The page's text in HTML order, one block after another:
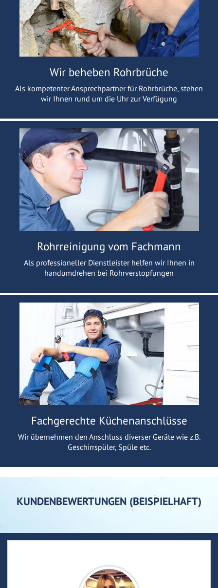
Wir beheben Rohrbrüche
Als kompetenter Ansprechpartner für Rohrbrüche, stehen
wir Ihnen rund um die Uhr zur Verfügung
Rohrreinigung vom Fachmann
Als professioneller Dienstleister helfen wir Ihnen in
handumdrehen bei Rohrverstopfungen
Fachgerechte Küchenanschlüsse
Wir übernehmen den Anschluss diverser Geräte wie z.B.
Geschirrspüler, Spüle etc.
KUNDENBEWERTUNGEN (BEISPIELHAFT)